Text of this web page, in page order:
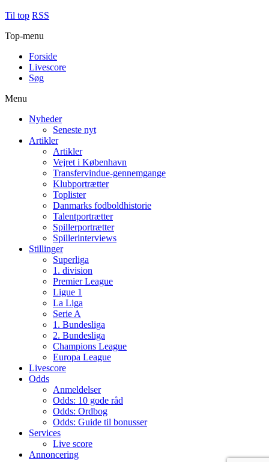
Til top RSS
Top-menu
Forside
Livescore
Søg
Menu
Nyheder
Seneste nyt
Artikler
Artikler
Vejret i København
Transfervindue-gennemgange
Klubportrætter
Toplister
Danmarks fodboldhistorie
Talentportrætter
Spillerportrætter
Spillerinterviews
Stillinger
Superliga
1. division
Premier League
Ligue 1
La Liga
Serie A
1. Bundesliga
2. Bundesliga
Champions League
Europa League
Livescore
Odds
Anmeldelser
Odds: 10 gode råd
Odds: Ordbog
Odds: Guide til bonusser
Services
Live score
Annoncering